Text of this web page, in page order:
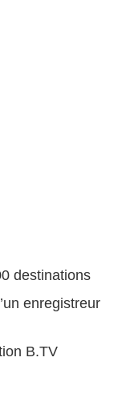
destinations
enregistreur
B.TV